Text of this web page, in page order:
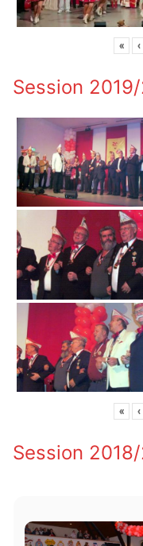
« ‹
Session
« ‹
Session